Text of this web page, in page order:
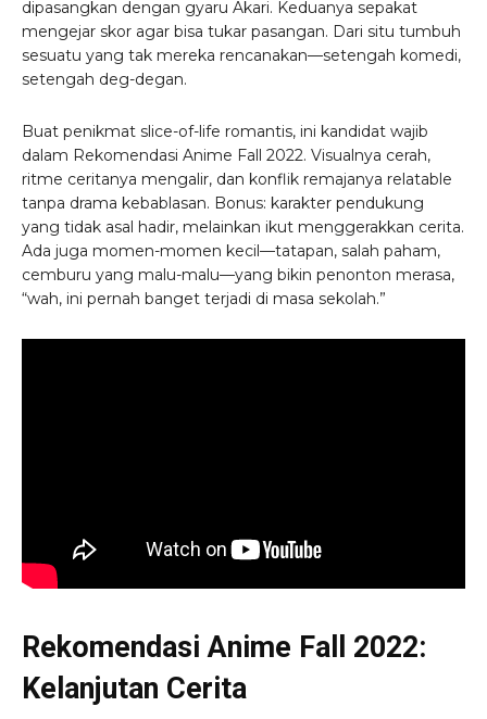
dipasangkan dengan gyaru Akari. Keduanya sepakat
mengejar skor agar bisa tukar pasangan. Dari situ tumbuh
sesuatu yang tak mereka rencanakan—setengah komedi,
setengah deg-degan.
Buat penikmat slice-of-life romantis, ini kandidat wajib
dalam Rekomendasi Anime Fall 2022. Visualnya cerah,
ritme ceritanya mengalir, dan konflik remajanya relatable
tanpa drama kebablasan. Bonus: karakter pendukung
yang tidak asal hadir, melainkan ikut menggerakkan cerita.
Ada juga momen-momen kecil—tatapan, salah paham,
cemburu yang malu-malu—yang bikin penonton merasa,
“wah, ini pernah banget terjadi di masa sekolah.”
Rekomendasi Anime Fall 2022:
Kelanjutan Cerita